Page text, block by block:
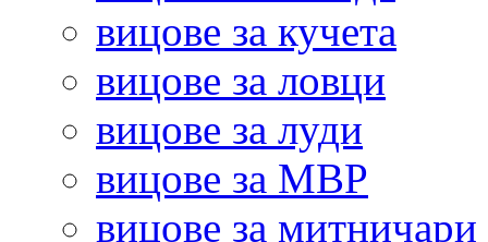
вицове за кучета
вицове за ловци
вицове за луди
вицове за МВР
вицове за митничари